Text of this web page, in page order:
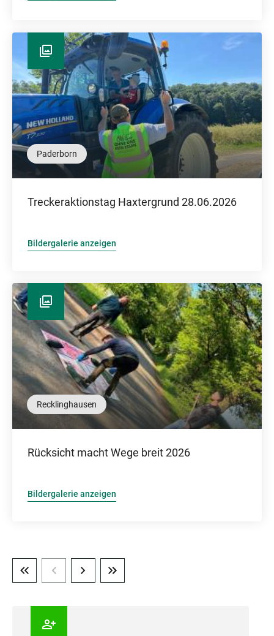
Paderborn
Treckeraktionstag Haxtergrund 28.06.2026
Bildergalerie anzeigen
Recklinghausen
Rücksicht macht Wege breit 2026
Bildergalerie anzeigen